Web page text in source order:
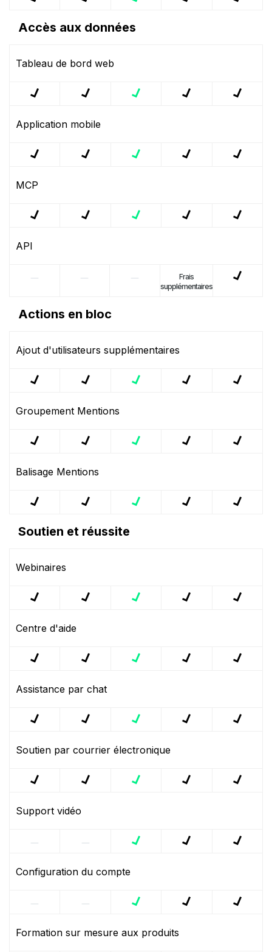
Accès aux données
Tableau de bord web
Application mobile
MCP
API
Frais
supplémentaires
Actions en bloc
Ajout d'utilisateurs supplémentaires
Groupement Mentions
Balisage Mentions
Soutien et réussite
Webinaires
Centre d'aide
Assistance par chat
Soutien par courrier électronique
Support vidéo
Configuration du compte
Formation sur mesure aux produits